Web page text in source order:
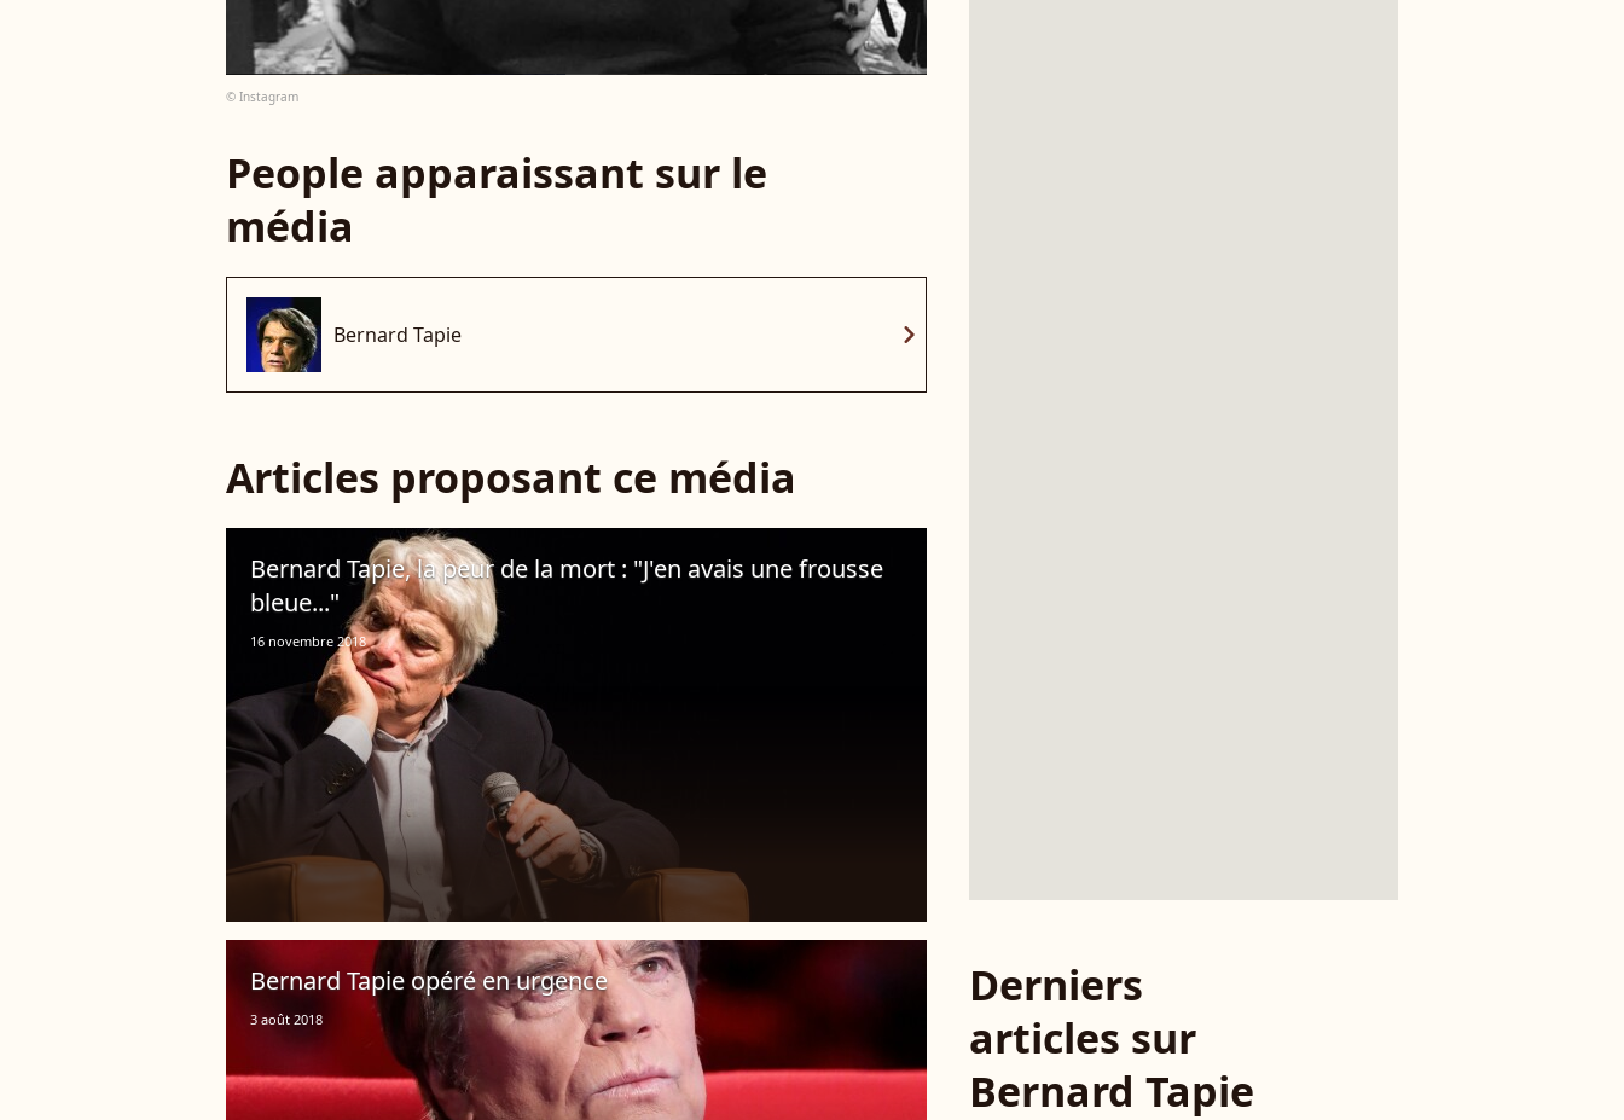
© Instagram
People apparaissant sur le
média
Bernard Tapie chevron_right
Articles proposant ce média
Bernard Tapie, la peur de la mort : "J'en avais une frousse
bleue..."
16 novembre 2018
Bernard Tapie opéré en urgence
3 août 2018
Derniers
articles sur
Bernard Tapie